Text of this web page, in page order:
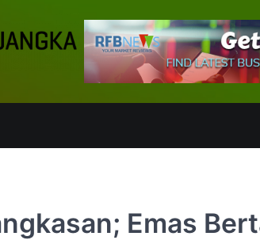
Emas